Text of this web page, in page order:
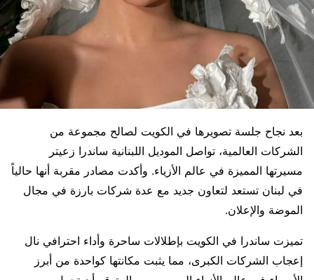
بعد نجاح جلسة تصويرها في الكويت لصالح مجموعة من
الشركات العالمية، تواصل الموديل اللبنانية ساندرا زعيتر
مسيرتها المميزة في عالم الأزياء. وأكدت مصادر مقربة أنها حالياً
في لبنان تستعد لتعاون جديد مع عدة شركات بارزة في مجال
الموضة والإعلان.
تميزت ساندرا في الكويت بإطلالات ساحرة وأداء احترافي نال
إعجاب الشركات الكبرى، مما يثبت مكانتها كواحدة من أبرز